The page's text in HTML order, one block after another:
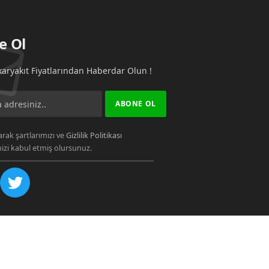
Ol
Fiyatlarından Haberdar Olun !
şartlarımızı veGizlilik Politikası
kabul etmiş olursunuz.